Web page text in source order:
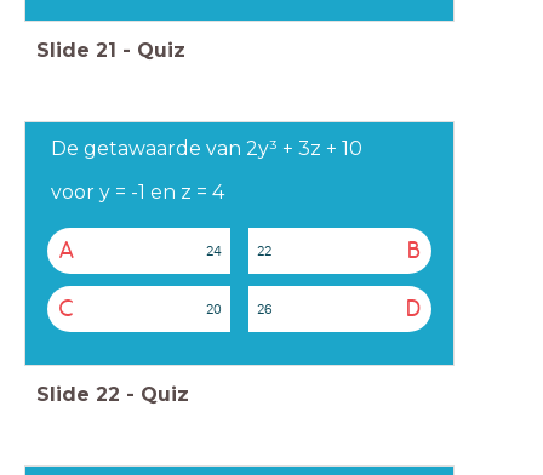
Slide 21 - Quiz
De getawaarde van 2y³ + 3z + 10
voor y = -1 en z = 4
A 24 B
22
C 20 D
26
Slide 22 - Quiz